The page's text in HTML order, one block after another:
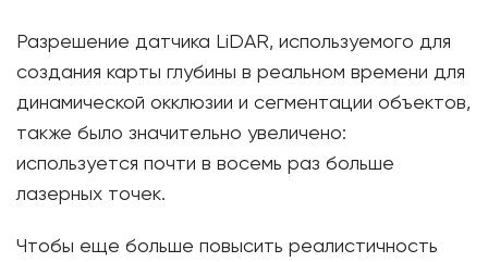
Разрешение датчика LiDAR, используемого для
создания карты глубины в реальном времени для
динамической окклюзии и сегментации объектов,
также было значительно увеличено:
используется почти в восемь раз больше
лазерных точек.
Чтобы еще больше повысить реалистичность